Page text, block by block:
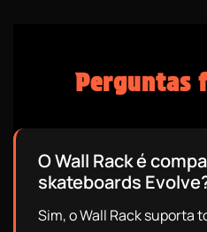
Perguntas
O Wall Rack é
skateboards
Sim, o Wall Rack suporta